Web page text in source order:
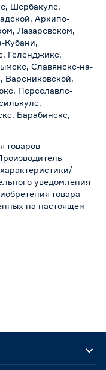
Шербакуле,
Архипо-
Лазаревском,
Кубани,
Геленджике,
Славянске-на-
Варениковской,
Переславле-
Барабинске,
товаров
уведомления
товара
на настоящем